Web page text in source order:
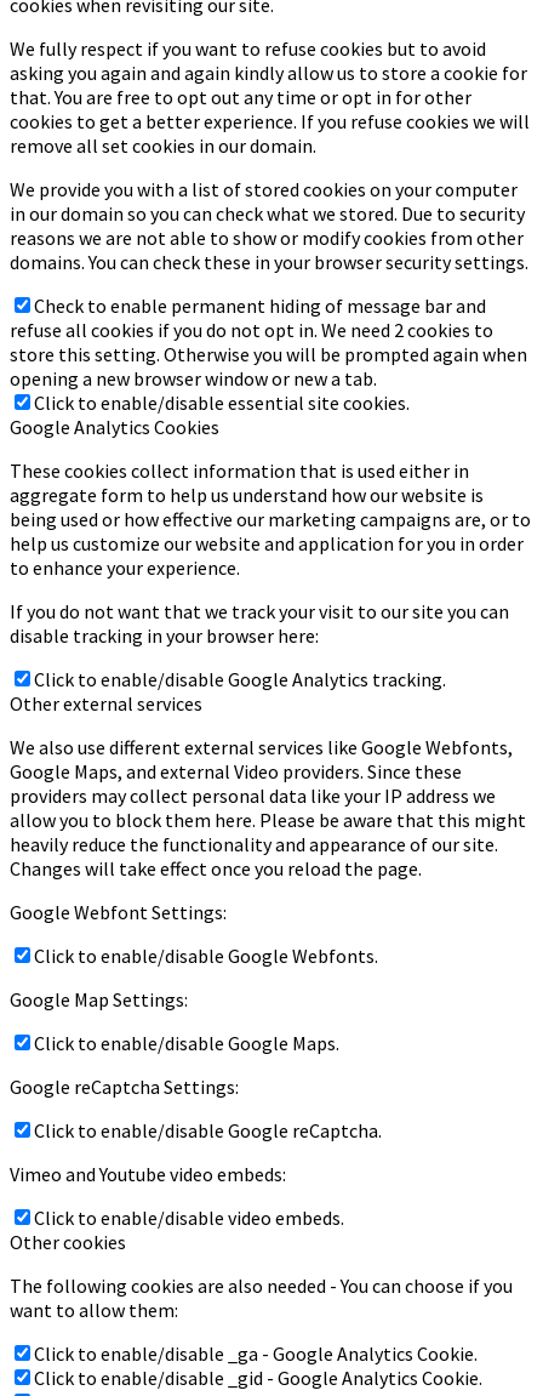
cookies when revisiting our site.
We fully respect if you want to refuse cookies but to avoid
asking you again and again kindly allow us to store a cookie for
that. You are free to opt out any time or opt in for other
cookies to get a better experience. If you refuse cookies we will
remove all set cookies in our domain.
We provide you with a list of stored cookies on your computer
in our domain so you can check what we stored. Due to security
reasons we are not able to show or modify cookies from other
domains. You can check these in your browser security settings.
Check to enable permanent hiding of message bar and
refuse all cookies if you do not opt in. We need 2 cookies to
store this setting. Otherwise you will be prompted again when
opening a new browser window or new a tab.
Click to enable/disable essential site cookies.
Google Analytics Cookies
These cookies collect information that is used either in
aggregate form to help us understand how our website is
being used or how effective our marketing campaigns are, or to
help us customize our website and application for you in order
to enhance your experience.
If you do not want that we track your visit to our site you can
disable tracking in your browser here:
Click to enable/disable Google Analytics tracking.
Other external services
We also use different external services like Google Webfonts,
Google Maps, and external Video providers. Since these
providers may collect personal data like your IP address we
allow you to block them here. Please be aware that this might
heavily reduce the functionality and appearance of our site.
Changes will take effect once you reload the page.
Google Webfont Settings:
Click to enable/disable Google Webfonts.
Google Map Settings:
Click to enable/disable Google Maps.
Google reCaptcha Settings:
Click to enable/disable Google reCaptcha.
Vimeo and Youtube video embeds:
Click to enable/disable video embeds.
Other cookies
The following cookies are also needed - You can choose if you
want to allow them:
Click to enable/disable _ga - Google Analytics Cookie.
Click to enable/disable _gid - Google Analytics Cookie.